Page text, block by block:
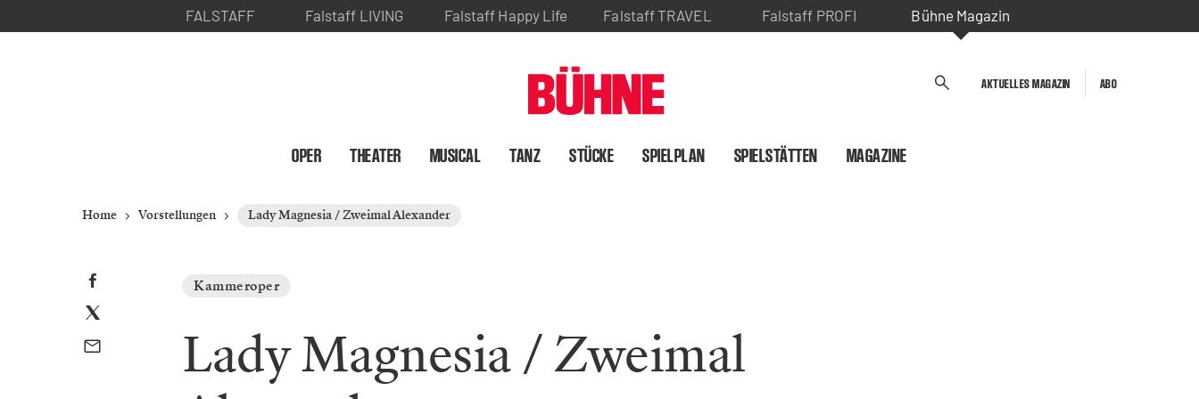
FALSTAFF Falstaff LIVING Falstaff Happy Life Falstaff TRAVEL Falstaff PROFI Bühne Magazin
AKTUELLES MAGAZIN ABO
OPER THEATER MUSICAL TANZ STÜCKE SPIELPLAN SPIELSTÄTTEN MAGAZINE
Home Vorstellungen Lady Magnesia / Zweimal Alexander
Kammeroper
Lady Magnesia / Zweimal